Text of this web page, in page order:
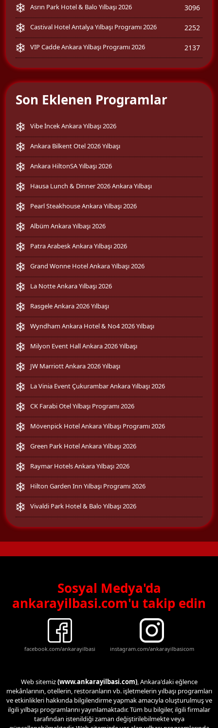
Asrın Park Hotel & Balo Yılbaşı 2026 3096
Castival Hotel Antalya Yılbaşı Programı 2026 2252
VIP Cadde Ankara Yılbaşı Programı 2026 2137
Son Eklenen Programlar
Vibe İncek Ankara Yılbaşı 2026
Ankara Bilkent Otel 2026 Yılbaşı
Ankara HiltonSA Yılbaşı 2026
Hausa Lunch & Dinner 2026 Ankara Yılbaşı
Pearl Steakhouse Ankara Yılbaşı 2026
Albüm Ankara Yılbaşı 2026
Patra Arabesk Ankara Yılbaşı 2026
Grand Wonne Hotel Ankara Yılbaşı 2026
La Notte Ankara Yılbaşı 2026
Rasgele Ankara 2026 Yılbaşı
Wyndham Ankara Hotel & No4 2026 Yılbaşı
Milyon Event Hall Ankara 2026 Yılbaşı
JW Marriott Ankara 2026 Yılbaşı
La Vinia Event Çukurambar Ankara Yılbaşı 2026
CK Farabi Otel Yılbaşı Programı 2026
Mövenpick Hotel Ankara Yılbaşı Programı 2026
Green Park Hotel Ankara Yılbaşı 2026
Raymar Hotels Ankara Yılbaşı 2026
Hilton Garden Inn Yılbaşı Programı 2026
Vivaldi Park Hotel & Balo Yılbaşı 2026
Sosyal Medya'da
ankarayilbasi.com'u takip edin
facebook.com/ankarayilbasi instagram.com/ankarayilbasicom
Web sitemiz(www.ankarayilbasi.com), Ankara'daki eğlence
mekânlarının, otellerin, restoranların vb. işletmelerin yılbaşı programları
ve etkinlikleri hakkında bilgilendirme yapmak amacıyla oluşturulmuş ve
ilgili yılbaşı programlarını yayınlamaktadır. Tüm bu bilgiler, ilgili firmalar
tarafından istenildiği zaman değiştirilebilmekte veya